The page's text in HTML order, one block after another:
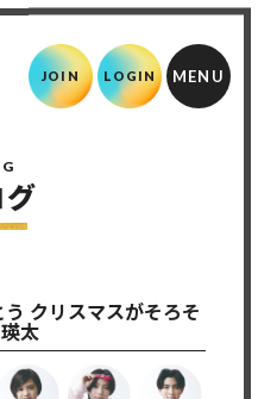
JOIN LOGIN
クリスマスがそろそ
太